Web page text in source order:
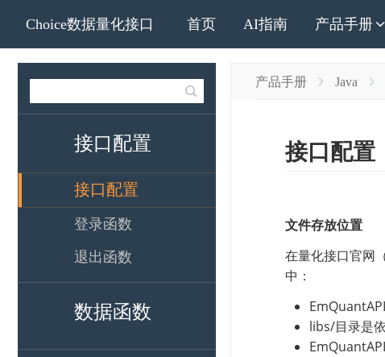
Choice数据量化接口 首页 AI指南 产品手册
接口配置
接口配置
登录函数
退出函数
数据函数
产品手册 Java